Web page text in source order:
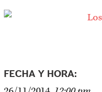
FECHA Y HORA: